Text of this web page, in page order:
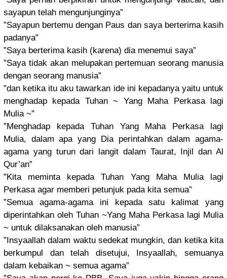
sayapun telah mengunjunginya”
”Sayapun bertemu dengan Paus dan saya berterima kasih
padanya”
”Saya berterima kasih (karena) dia menemui saya”
”Saya tidak akan melupakan pertemuan seorang manusia
dengan seorang manusia”
”dan ketika itu aku tawarkan ide ini kepadanya yaitu untuk
menghadap kepada Tuhan ~ Yang Maha Perkasa lagi
Mulia ~”
”Menghadap kepada Tuhan Yang Maha Perkasa lagi
Mulia, dalam apa yang Dia perintahkan dalam agama-
agama yang turun dari langit dalam Taurat, Injil dan Al
Qur’an”
”Kita meminta kepada Tuhan Yang Maha Mulia lagi
Perkasa agar memberi petunjuk pada kita semua”
”Semua agama-agama ini kepada satu kalimat yang
diperintahkan oleh Tuhan ~Yang Maha Perkasa lagi Mulia
~ untuk dilaksanakan oleh manusia”
”Insyaallah dalam waktu sedekat mungkin, dan ketika kita
berkumpul dan telah disetujui, Insyaallah, semuanya
dalam kebaikan ~ semua agama”